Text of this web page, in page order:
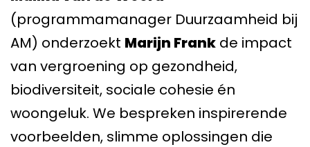
(programmamanager Duurzaamheid bij
AM) onderzoekt Marijn Frank de impact
van vergroening op gezondheid,
biodiversiteit, sociale cohesie én
woongeluk. We bespreken inspirerende
voorbeelden, slimme oplossingen die